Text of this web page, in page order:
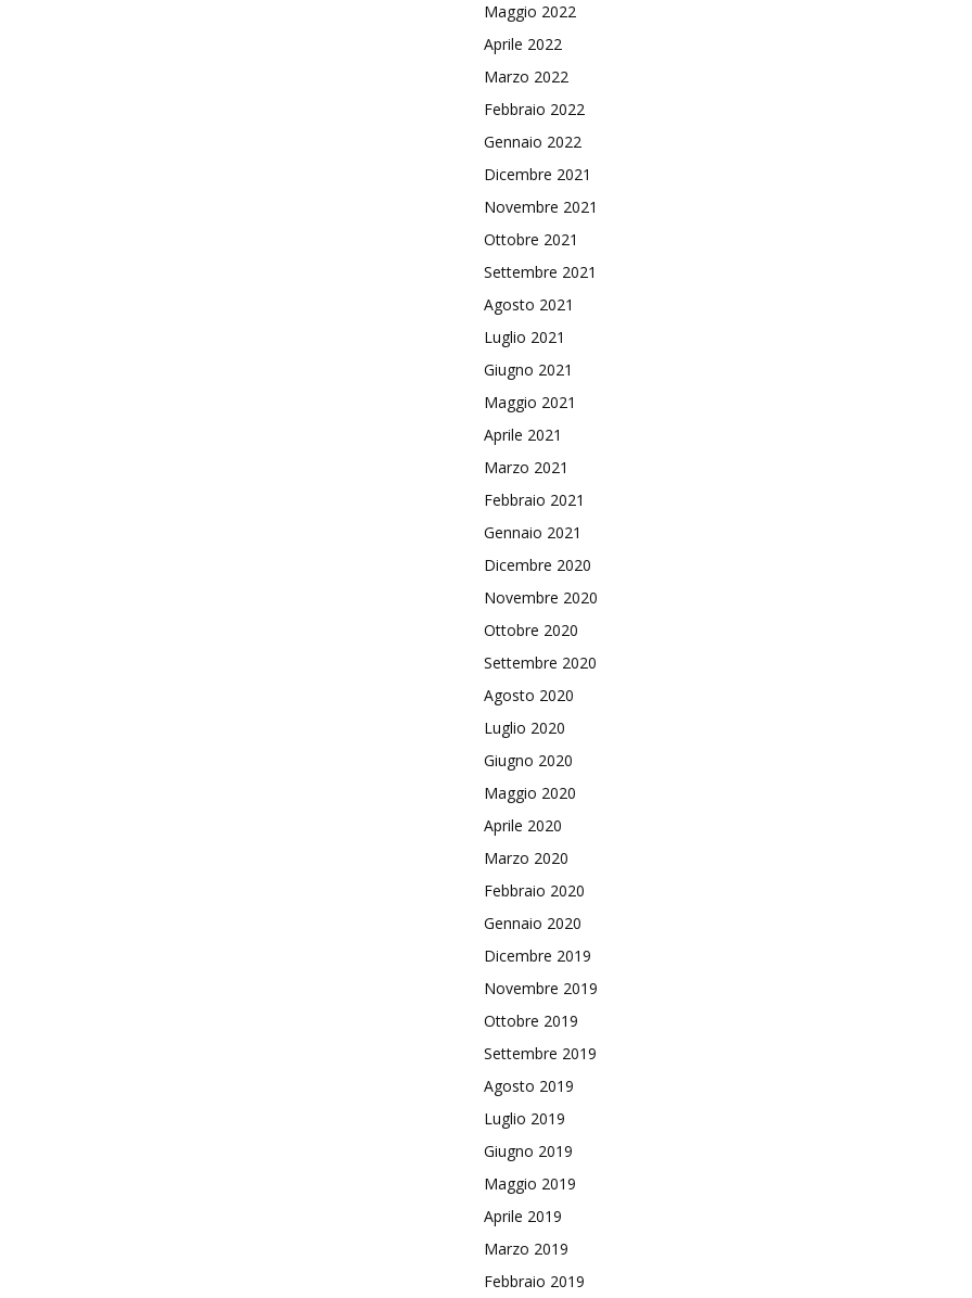
Maggio 2022
Aprile 2022
Marzo 2022
Febbraio 2022
Gennaio 2022
Dicembre 2021
Novembre 2021
Ottobre 2021
Settembre 2021
Agosto 2021
Luglio 2021
Giugno 2021
Maggio 2021
Aprile 2021
Marzo 2021
Febbraio 2021
Gennaio 2021
Dicembre 2020
Novembre 2020
Ottobre 2020
Settembre 2020
Agosto 2020
Luglio 2020
Giugno 2020
Maggio 2020
Aprile 2020
Marzo 2020
Febbraio 2020
Gennaio 2020
Dicembre 2019
Novembre 2019
Ottobre 2019
Settembre 2019
Agosto 2019
Luglio 2019
Giugno 2019
Maggio 2019
Aprile 2019
Marzo 2019
Febbraio 2019